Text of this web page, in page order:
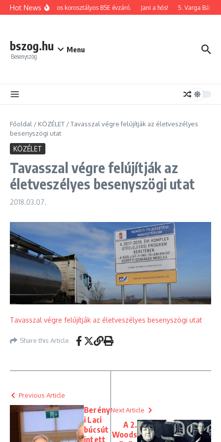
Ugrás a tartalomhoz
Hot News2026-os korosztályos BSE évzáró. Jani a hős! 5. Varga Bálint
bszog.hu
Besenyszög
Menu
Főoldal / KÖZÉLET /Tavasszal végre felújítják az életveszélyes
besenyszögi utat
KÖZÉLET
Tavasszal végre felújítják az
életveszélyes besenyszögi utat
2018.03.07.
Tavasszal végre felújítják az életveszélyes besenyszögi utat
Share this Article
Previous Article
Berény
i Laci
búcsút
intett
Next Article
A 2.
Woods